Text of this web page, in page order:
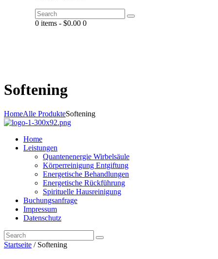
0 items - $0.00 0
Softening
HomeAlle ProdukteSoftening
Home
Leistungen
Quantenenergie Wirbelsäule
Körperreinigung Entgiftung
Energetische Behandlungen
Energetische Rückführung
Spirituelle Hausreinigung
Buchungsanfrage
Impressum
Datenschutz
Startseite / Softening